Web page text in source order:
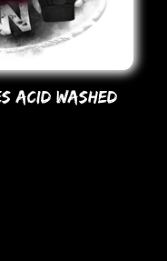
ACID WASHED